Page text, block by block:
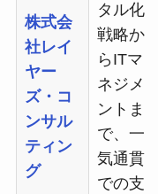
株式会
社レイ
ヤー
ズ・コ
ンサル
ティン
グ
タル化
戦略か
らITマ
ネジメ
ントま
で、一
気通貫
での支